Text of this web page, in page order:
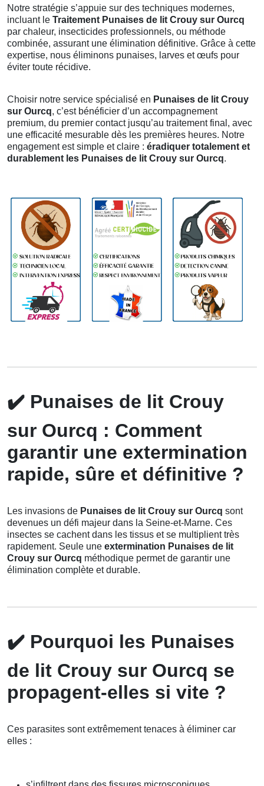
Notre stratégie s’appuie sur des techniques modernes,
incluant le Traitement Punaises de lit Crouy sur Ourcq
par chaleur, insecticides professionnels, ou méthode
combinée, assurant une élimination définitive. Grâce à cette
expertise, nous éliminons punaises, larves et œufs pour
éviter toute récidive.
Choisir notre service spécialisé en Punaises de lit Crouy
sur Ourcq, c’est bénéficier d’un accompagnement
premium, du premier contact jusqu’au traitement final, avec
une efficacité mesurable dès les premières heures. Notre
engagement est simple et claire : éradiquer totalement et
durablement les Punaises de lit Crouy sur Ourcq.
✔️ Punaises de lit Crouy
sur Ourcq : Comment
garantir une extermination
rapide, sûre et définitive ?
Les invasions de Punaises de lit Crouy sur Ourcq sont
devenues un défi majeur dans la Seine-et-Marne. Ces
insectes se cachent dans les tissus et se multiplient très
rapidement. Seule une extermination Punaises de lit
Crouy sur Ourcq méthodique permet de garantir une
élimination complète et durable.
✔️ Pourquoi les Punaises
de lit Crouy sur Ourcq se
propagent-elles si vite ?
Ces parasites sont extrêmement tenaces à éliminer car
elles :